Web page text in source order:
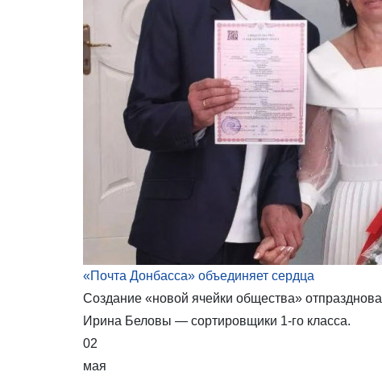
«Почта Донбасса» объединяет сердца
Создание «новой ячейки общества»
Ирина Беловы — сортировщики 1-го класса.
02
мая